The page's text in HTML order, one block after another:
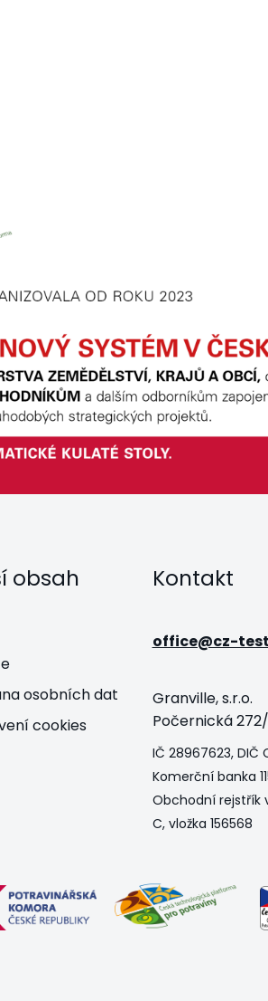
obsah
osobních dat
cookies
Kontakt
office@cz-
Granville, s.r.o.
Počernická
IČ 28967623, DIČ
Komerční banka
Obchodní rejstřík
C, vložka 156568